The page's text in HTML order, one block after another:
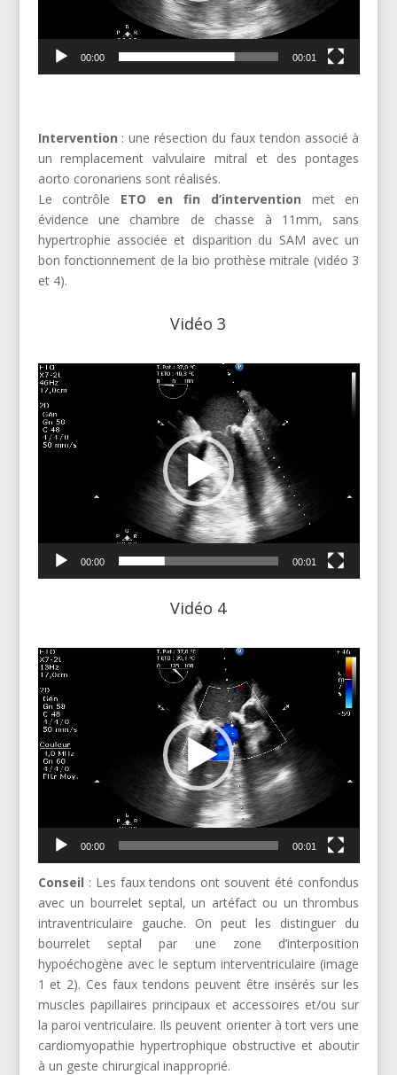
00:00 00:01
Intervention : une résection du faux tendon associé à
un remplacement valvulaire mitral et des pontages
aorto coronariens sont réalisés.
Le contrôle ETO en fin d’intervention met en
évidence une chambre de chasse à 11mm, sans
hypertrophie associée et disparition du SAM avec un
bon fonctionnement de la bio prothèse mitrale (vidéo 3
et 4).
Vidéo 3
Lecteur
vidéo
00:00 00:01
Vidéo 4
Lecteur
vidéo
00:00 00:01
Conseil : Les faux tendons ont souvent été confondus
avec un bourrelet septal, un artéfact ou un thrombus
intraventriculaire gauche. On peut les distinguer du
bourrelet septal par une zone d’interposition
hypoéchogène avec le septum interventriculaire (image
1 et 2). Ces faux tendons peuvent être insérés sur les
muscles papillaires principaux et accessoires et/ou sur
la paroi ventriculaire. Ils peuvent orienter à tort vers une
cardiomyopathie hypertrophique obstructive et aboutir
à un geste chirurgical inapproprié.